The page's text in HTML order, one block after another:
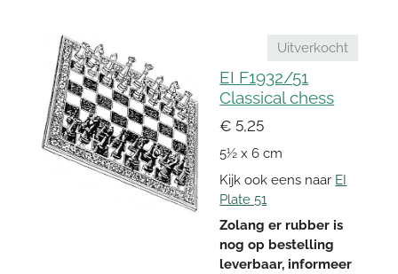
Uitverkocht
EI F1932/51
Classical chess
€ 5,25
5½ x 6 cm
Kijk ook eens naar EI
Plate 51
Zolang er rubber is
nog op bestelling
leverbaar, informeer